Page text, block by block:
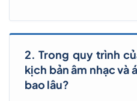
2. Trong quy trình
kịch bản âm nhạc và
bao lâu?